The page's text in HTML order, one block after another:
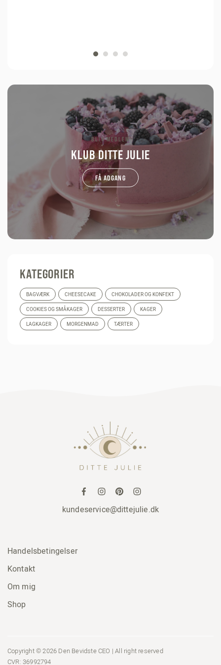
BLIV MEDLEM
KLUB DITTE JULIE
FÅ ADGANG
KATEGORIER
BAGVÆRK CHEESECAKE CHOKOLADER OG KONFEKT
COOKIES OG SMÅKAGER DESSERTER KAGER
LAGKAGER MORGENMAD TÆRTER
kundeservice@dittejulie.dk
Handelsbetingelser
Kontakt
Om mig
Shop
Copyright © 2026 Den Bevidste CEO | All right reserved
CVR: 36992794